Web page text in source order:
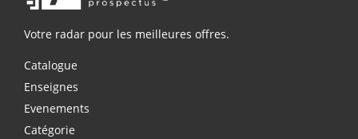
Votre radar pour les meilleures offres.
Catalogue
Enseignes
Evenements
Catégorie